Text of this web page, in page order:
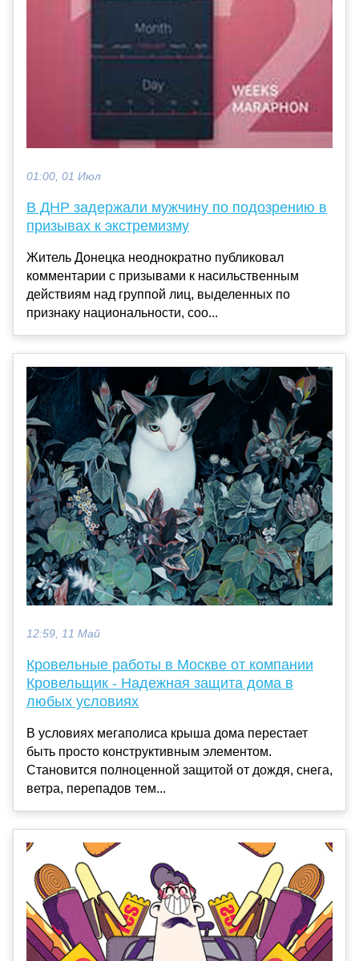
01:00, 01 Июл
В ДНР задержали мужчину по подозрению в
призывах к экстремизму
Житель Донецка неоднократно публиковал
комментарии с призывами к насильственным
действиям над группой лиц, выделенных по
признаку национальности, соо...
12:59, 11 Май
Кровельные работы в Москве от компании
Кровельщик - Надежная защита дома в
любых условиях
В условиях мегаполиса крыша дома перестает
быть просто конструктивным элементом.
Становится полноценной защитой от дождя, снега,
ветра, перепадов тем...